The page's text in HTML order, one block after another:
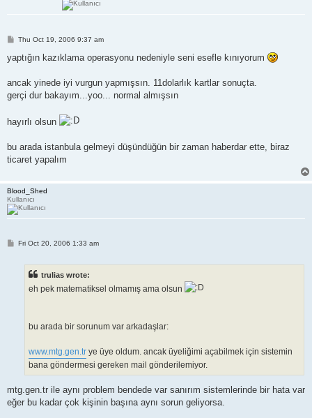
P
s
t
Thu Oct 19, 2006 9:37 am
yaptığın kazıklama operasyonu nedeniyle seni esefle kınıyorum
ancak yinede iyi vurgun yapmışsın. 11dolarlık kartlar sonuçta.
gerçi dur bakayım...yoo... normal almışsın
hayırlı olsun
bu arada istanbula gelmeyi düşündüğün bir zaman haberdar ette, biraz
ticaret yapalım
Blood_Shed
Kullanıcı
PFri Oct 20, 2006 1:33 am
trulias wrote:
eh pek matematiksel olmamış ama olsun
bu arada bir sorunum var arkadaşlar:
www.mtg.gen.tr ye üye oldum. ancak üyeliğimi açabilmek için sistemin
bana göndermesi gereken mail gönderilemiyor.
mtg.gen.tr ile aynı problem bendede var sanırım sistemlerinde bir hata var
eğer bu kadar çok kişinin başına aynı sorun geliyorsa.